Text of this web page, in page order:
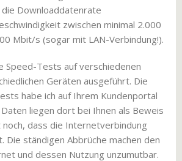
Downloaddatenrate
zwischen minimal 2.000
Mbit/s (sogar mit LAN-Verbindung!).
Speed-Tests auf verschiedenen
Geräten ausgeführt. Die
habe ich auf Ihrem Kundenportal
liegen dort bei Ihnen als Beweis
dass die Internetverbindung
Die ständigen Abbrüche machen den
und dessen Nutzung unzumutbar.